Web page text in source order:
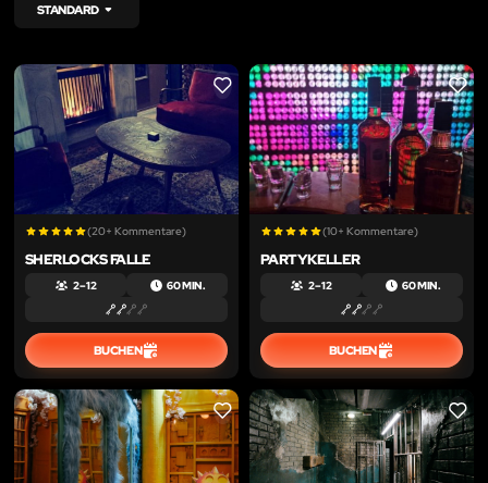
STANDARD
LIKE
(20+ Kommentare)
SHERLOCKS FALLE
2 – 12 60 MIN.
BUCHEN
LIKE
(10+ Kommentare)
PARTYKELLER
2 – 12 60 MIN.
BUCHEN
LIKE LIKE